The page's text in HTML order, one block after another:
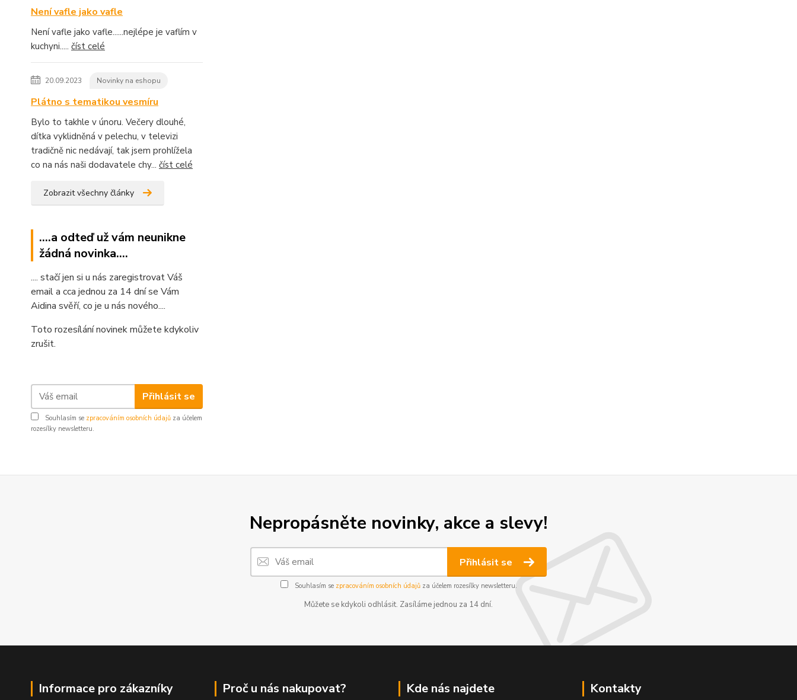
Není vafle jako vafle
Není vafle jako vafle......nejlépe je vaflím v
kuchyni..... číst celé
20.09.2023 Novinky na eshopu
Plátno s tematikou vesmíru
Bylo to takhle v únoru. Večery dlouhé,
dítka vyklidněná v pelechu, v televizi
tradičně nic nedávají, tak jsem prohlížela
co na nás naši dodavatele chy... číst celé
Zobrazit všechny články
....a odteď už vám neunikne
žádná novinka....
.... stačí jen si u nás zaregistrovat Váš
email a cca jednou za 14 dní se Vám
Aidina svěří, co je u nás nového....
Toto rozesílání novinek můžete kdykoliv
zrušit.
Přihlásit se
Souhlasím se zpracováním osobních údajů za účelem
rozesílky newsletteru.
Nepropásněte novinky, akce a slevy!
Přihlásit se
Souhlasím se zpracováním osobních údajůza účelem rozesílky newsletteru.
Můžete se kdykoli odhlásit. Zasíláme jednou za 14 dní.
Informace pro zákazníky Proč u nás nakupovat? Kde nás najdete Kontakty